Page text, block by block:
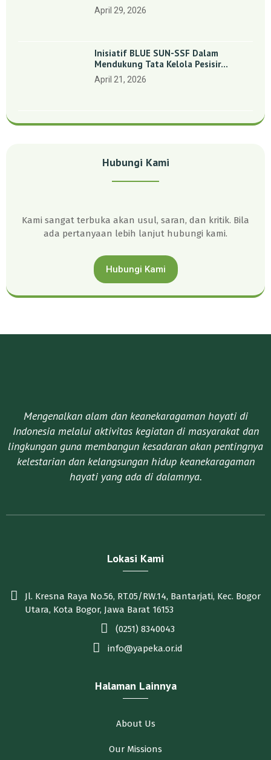
Indonesia’: Perkuat Dasar Ilmiah Dan
Kolaborasi Konservasi
April 29, 2026
Inisiatif BLUE SUN-SSF Dalam
Mendukung Tata Kelola Pesisir
Melalui Pemetaan Partisipatif Di
Enam Desa Kepulauan Riau
April 21, 2026
Hubungi Kami
Kami sangat terbuka akan usul, saran, dan kritik. Bila
ada pertanyaan lebih lanjut hubungi kami.
Hubungi Kami
Mengenalkan alam dan keanekaragaman hayati di
Indonesia melalui aktivitas kegiatan di masyarakat dan
lingkungan guna membangun kesadaran akan pentingnya
kelestarian dan kelangsungan hidup keanekaragaman
hayati yang ada di dalamnya.​
Lokasi Kami
Jl. Kresna Raya No.56, RT.05/RW.14, Bantarjati, Kec. Bogor
Utara, Kota Bogor, Jawa Barat 16153
(0251) 8340043
info@yapeka.or.id
Halaman Lainnya
About Us
Our Missions